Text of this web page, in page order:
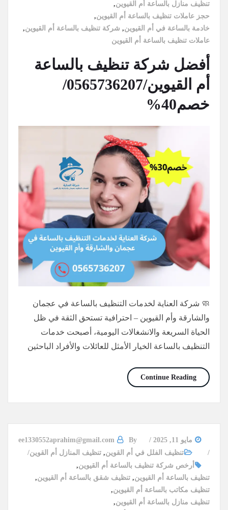
تنظيف منازل بالساعة أم القيوين,
حجز عاملات تنظيف بالساعة أم القيوين,
خادمة بالساعة في أم القيوين, شركة تنظيف بالساعة أم القيوين,
عاملات تنظيف بالساعة أم القيوين
أفضل شركة تنظيف بالساعة
أم القيوين/0565736207/
خصم40%
🧼 شركة العناية لخدمات التنظيف بالساعة في عجمان
والشارقة وأم القيوين – احترافية تستحق الثقة في ظل
الحياة السريعة والانشغالات اليومية، أصبحت خدمات
التنظيف بالساعة الخيار الأمثل للعائلات والأفراد الباحثين
Continue Readingأفضل شركة تنظيف بالساعة أم القيوين/0565736207/خصم40%
مايو 11, 2025 By
ee1330552aprahim@gmail.com
تنظيف الفلل في أم القوين, تنظيف المنازل أم القوين
أرخص شركة تنظيف بالساعة أم القيوين,
تنظيف بالساعة أم القيوين, تنظيف شقق بالساعة أم القيوين,
تنظيف مكاتب بالساعة أم القيوين,
تنظيف منازل بالساعة أم القيوين,